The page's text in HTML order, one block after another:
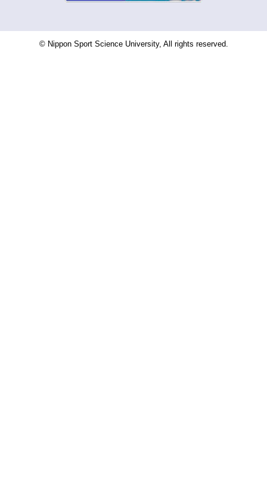
© Nippon Sport Science University, All rights reserved.